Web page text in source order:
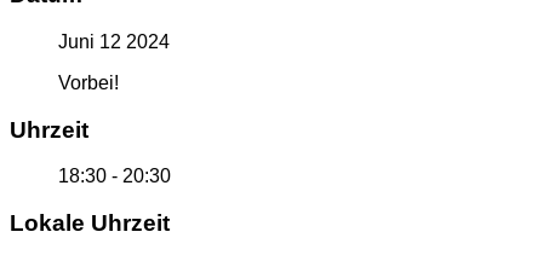
Juni 12 2024
Vorbei!
Uhrzeit
18:30 - 20:30
Lokale Uhrzeit